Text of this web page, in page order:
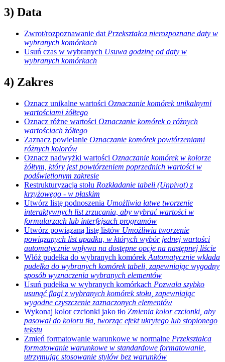
3) Data
Zwrot/rozpoznawanie dat Przekształca nierozpoznane daty w
wybranych komórkach
Usuń czas w wybranych Usuwa godzinę od daty w
wybranych komórkach
4) Zakres
Oznacz unikalne wartości Oznaczanie komórek unikalnymi
wartościami żółtego
Oznacz różne wartości Oznaczanie komórek o różnych
wartościach żółtego
Zaznacz powielanie Oznaczanie komórek powtórzeniami
różnych kolorów
Oznacz nadwyżki wartości Oznaczanie komórek w kolorze
żółtym, który jest powtórzeniem poprzednich wartości w
podświetlonym zakresie
Restrukturyzacja stołu Rozkładanie tabeli (Unpivot) z
krzyżowego - w płaskim
Utwórz listę podnoszenia Umożliwia łatwe tworzenie
interaktywnych list zrzucania, aby wybrać wartości w
formularzach lub interfejsach programów
Utwórz powiązaną listę listów Umożliwia tworzenie
powiązanych list upadku, w których wybór jednej wartości
automatycznie wpływa na dostępne opcje na następnej liście
Włóż pudełka do wybranych komórek Automatycznie wkłada
pudełka do wybranych komórek tabeli, zapewniając wygodny
sposób wyznaczenia wybranych elementów
Usuń pudełka w wybranych komórkach Pozwala szybko
usunąć flagi z wybranych komórek stołu, zapewniając
wygodne czyszczenie zaznaczonych elementów
Wykonaj kolor czcionki jako tło Zmienia kolor czcionki, aby
pasował do koloru tła, tworząc efekt ukrytego lub stopionego
tekstu
Zmień formatowanie warunkowe w normalne Przekształca
formatowanie warunkowe w standardowe formatowanie,
utrzymując stosowanie stylów bez warunków